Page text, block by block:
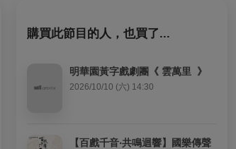
購買此節目的人，也買了...
明華園黃字戲劇團《 雲萬里  》
2026/10/10 (六) 14:30
【百戲千音‧共鳴迴響】國樂傳聲